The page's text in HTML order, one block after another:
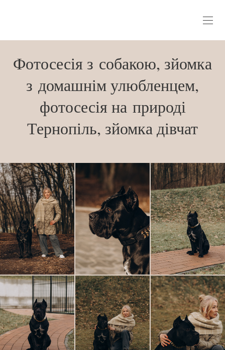
Фотосесія з собакою, зйомка
з домашнім улюбленцем,
фотосесія на природі
Тернопіль, зйомка дівчат